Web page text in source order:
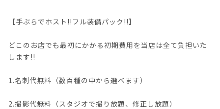
【手ぶらでホスト!!フル装備パック!!】
どこのお店でも最初にかかる初期費用を当店は全て負担いた
します!!
1.名刺代無料（数百種の中から選べます）
2.撮影代無料（スタジオで撮り放題、修正し放題）